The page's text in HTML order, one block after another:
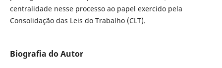
centralidade nesse processo ao papel exercido pela
Consolidação das Leis do Trabalho (CLT).
Biografia do Autor